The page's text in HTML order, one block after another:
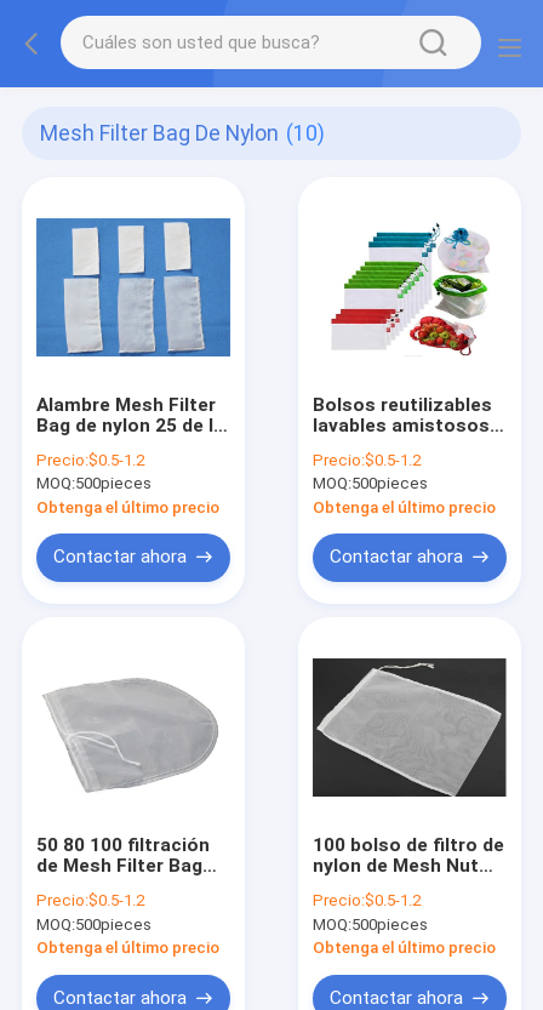
Mesh Filter Bag De Nylon (10)
Alambre Mesh Filter
Bag de nylon 25 de la
micrones
Precio:$0.5-1.2
MOQ:500pieces
Obtenga el último precio
Contactar ahora
Bolsos reutilizables
lavables amistosos
Bags Nylon Mesh
para las verduras
Precio:$0.5-1.2
MOQ:500pieces
Obtenga el último precio
Contactar ahora
50 80 100 filtración
de Mesh Filter Bag
de 200 micrones
Precio:$0.5-1.2
MOQ:500pieces
Obtenga el último precio
Contactar ahora
100 bolso de filtro de
nylon de Mesh Nut
filtro de 150
micrones
Precio:$0.5-1.2
MOQ:500pieces
Obtenga el último precio
Contactar ahora